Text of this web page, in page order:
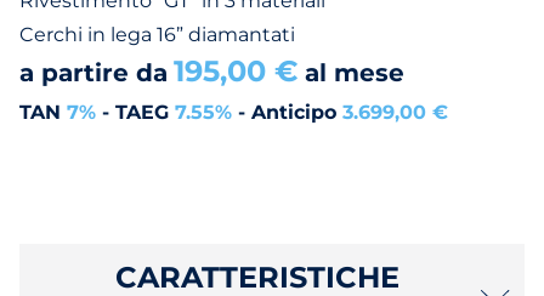
Cerchi in lega 16” diamantati
a partire da 195,00 € al mese
TAN 7% - TAEG 7.55% - Anticipo 3.699,00 €
CARATTERISTICHE